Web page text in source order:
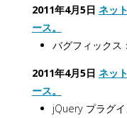
2011年4月5日 ネッ
ース。
バグフィックス
2011年4月5日 ネッ
ース。
jQuery プラグイ